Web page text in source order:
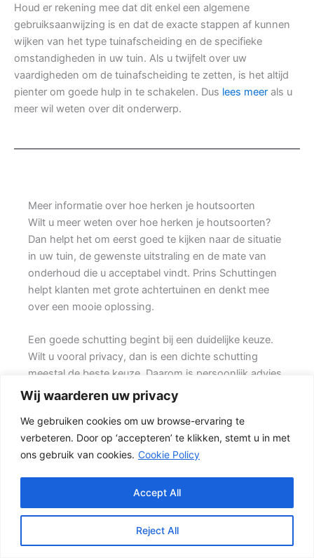
Wij waarderen uw privacy
We gebruiken cookies om uw browse-ervaring te
verbeteren. Door op ‘accepteren’ te klikken, stemt u in met
ons gebruik van cookies. Cookie Policy
Reject All
Accept All
Houd er rekening mee dat dit enkel een algemene
gebruiksaanwijzing is en dat de exacte stappen af kunnen
wijken van het type tuinafscheiding en de specifieke
omstandigheden in uw tuin. Als u twijfelt over uw
vaardigheden om de tuinafscheiding te zetten, is het altijd
pienter om goede hulp in te schakelen. Dus lees meer als u
meer wil weten over dit onderwerp.
Meer informatie over hoe herken je houtsoorten
Wilt u meer weten over hoe herken je houtsoorten?
Dan helpt het om eerst goed te kijken naar de situatie
in uw tuin, de gewenste uitstraling en de mate van
onderhoud die u acceptabel vindt. Prins Schuttingen
helpt klanten met grote achtertuinen en denkt mee
over een mooie oplossing.
Een goede schutting begint bij een duidelijke keuze.
Wilt u vooral privacy, dan is een dichte schutting
meestal de beste keuze. Daarom is persoonlijk advies
vaak beter dan alleen online een standaardprijs
bekijken.
Welke schutting past bij uw tuin?
In veel tuinen wordt gekozen voor een combinatie
zorgen voor stabiliteit, terwijl de houten schermen
zorgen voor een natuurlijke uitstraling.} Het resultaat is
een stevige tuinafscheiding die netjes oogt en